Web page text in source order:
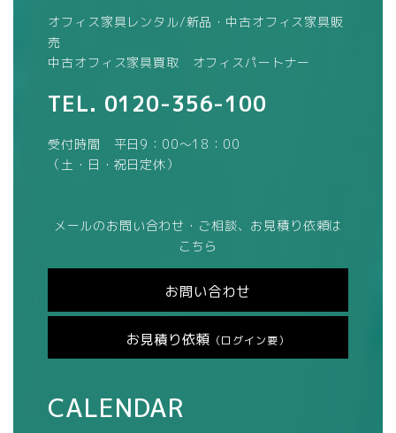
オフィス家具レンタル/新品・中古オフィス家具販
売
中古オフィス家具買取 オフィスパートナー
TEL. 0120-356-100
受付時間 平日9：00～18：00
（土・日・祝日定休）
メールのお問い合わせ・ご相談、お見積り依頼は
こちら
お問い合わせ
お見積り依頼 （ログイン要）
CALENDAR